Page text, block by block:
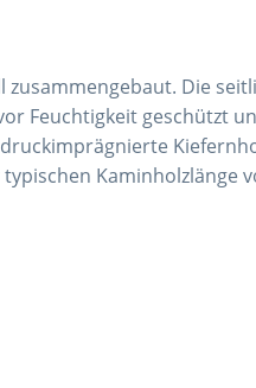
Die
Feuchtigkeit geschützt
Kaminholzlänge